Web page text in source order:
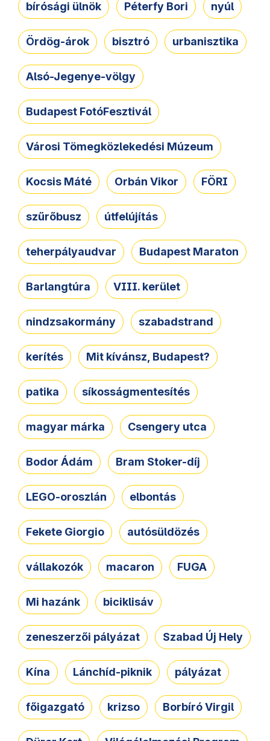
bírósági ülnök Péterfy Bori nyúl
Ördög-árok bisztró urbanisztika
Alsó-Jegenye-völgy
Budapest FotóFesztivál
Városi Tömegközlekedési Múzeum
Kocsis Máté Orbán Vikor FÖRI
szűrőbusz útfelújítás
teherpályaudvar Budapest Maraton
Barlangtúra VIII. kerület
nindzsakormány szabadstrand
kerítés Mit kívánsz, Budapest?
patika síkosságmentesítés
magyar márka Csengery utca
Bodor Ádám Bram Stoker-díj
LEGO-oroszlán elbontás
Fekete Giorgio autósüldözés
vállakozók macaron FUGA
Mi hazánk biciklisáv
zeneszerzői pályázat Szabad Új Hely
Kína Lánchíd-piknik pályázat
főigazgató krizso Borbíró Virgil